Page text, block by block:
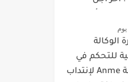
الوكالة
للتحكم في
الطاقة Anme لإنتداب